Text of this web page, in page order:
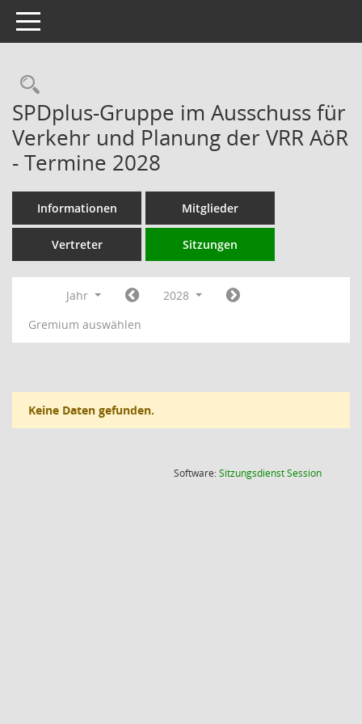
Toggle navigation
Rechercheauswahl
SPDplus-Gruppe im Ausschuss für
Verkehr und Planung der VRR AöR
- Termine 2028
Informationen Mitglieder
Vertreter Sitzungen
Jahr
2028
Gremium auswählen
Keine Daten gefunden.
Software:SitzungsdienstSession(Wird in